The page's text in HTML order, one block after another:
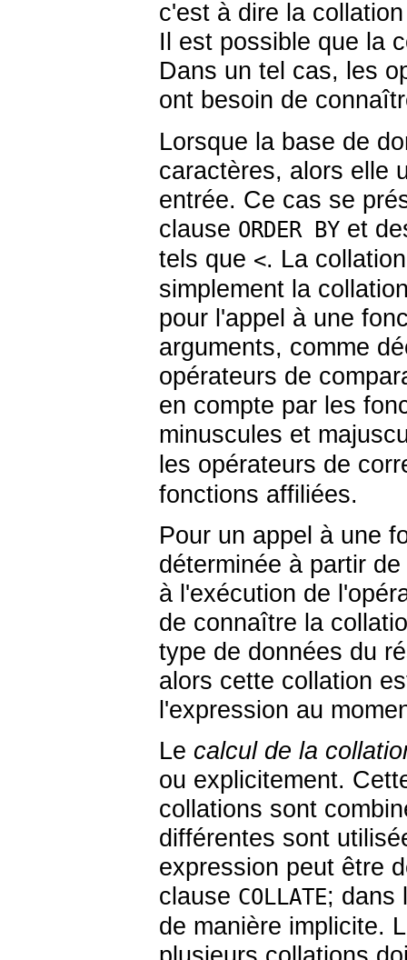
c'est à dire la
Il est possible que la
Dans un tel cas, les
ont besoin de
Lorsque la base de
caractères, alors elle
entrée. Ce cas se
clause ORDER BY et
tels que <. La
simplement la
pour l'appel à une
arguments, comme
opérateurs de
en compte par les
minuscules et
les opérateurs de
fonctions affiliées.
Pour un appel à une
déterminée à partir
à l'exécution de
de connaître la
type de données du
alors cette collation
l'expression au
Le calcul de la
ou explicitement.
collations sont
différentes sont
expression peut être
clause COLLATE; dans
de manière implicite.